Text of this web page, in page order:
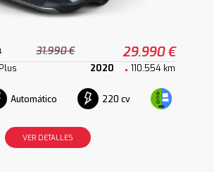
31.990 € 29.990 €
2020 110.554 km
Automático 220 cv
VER DETALLES